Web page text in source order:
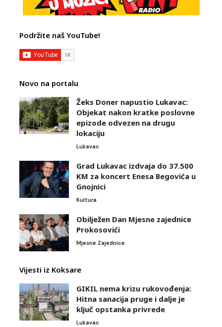
Podržite naš YouTube!
Novo na portalu
Žeks Doner napustio Lukavac:
Objekat nakon kratke poslovne
epizode odvezen na drugu
lokaciju
Lukavac
Grad Lukavac izdvaja do 37.500
KM za koncert Enesa Begovića u
Gnojnici
Kultura
Obilježen Dan Mjesne zajednice
Prokosovići
Mjesne Zajednice
Vijesti iz Koksare
GIKIL nema krizu rukovođenja:
Hitna sanacija pruge i dalje je
ključ opstanka privrede
Lukavac